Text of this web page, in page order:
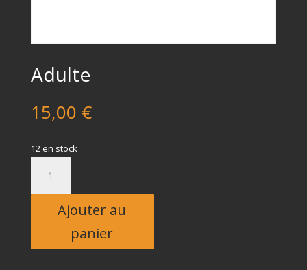
Adulte
15,00 €
12 en stock
Adulte
Ajouter au
panier